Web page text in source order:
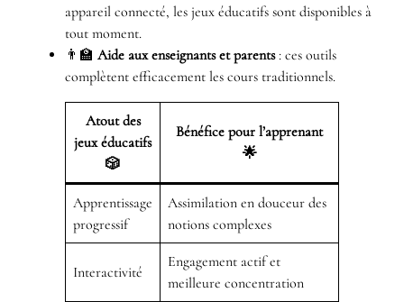
appareil connecté, les jeux éducatifs sont disponibles à
tout moment.
👨‍🏫 Aide aux enseignants et parents: ces outils
complètent efficacement les cours traditionnels.
Atout des
jeux éducatifs
🎲
Bénéfice pour l’apprenant
🌟
Apprentissage
progressif
Assimilation en douceur des
notions complexes
Interactivité
Engagement actif et
meilleure concentration